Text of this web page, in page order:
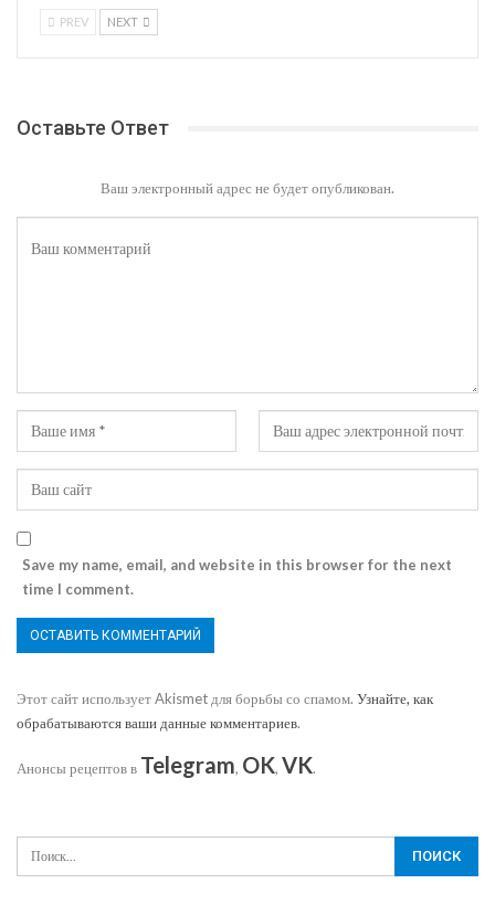
PREV NEXT
Оставьте Ответ
Ваш электронный адрес не будет опубликован.
Save my name, email, and website in this browser for the next
time I comment.
Этот сайт использует Akismet для борьбы со спамом. Узнайте, как
обрабатываются ваши данные комментариев.
Анонсы рецептов в Telegram, OK, VK.